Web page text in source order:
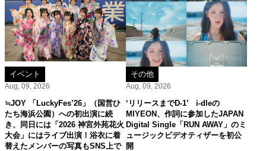
イベント
Aug, 09, 2026
≒JOY 「LuckyFes’26」（国営ひ
たち海浜公園）への初出演に続
き、同日には「2026 神宮外苑花火
大会」にはライブ出演！浴衣に着
替えたメンバーの写真もSNS上で
その他
Aug, 09, 2026
‘リリースまでD-1’ i-dleの
MIYEON、作詞に参加したJAPAN
Digital Single「RUN AWAY」のミ
ュージックビデオティザーを初公
開